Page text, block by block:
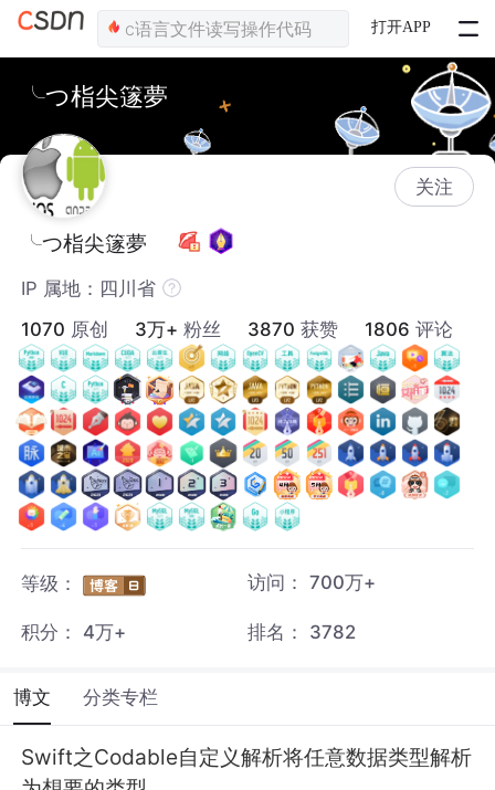
打开APP
╰つ栺尖篴夢ゞ
关注
╰つ栺尖篴夢ゞ
IP 属地：四川省
1070 原创 3万+ 粉丝 3870 获赞 1806 评论
等级： 访问： 700万+
积分： 4万+ 排名： 3782
博文 分类专栏
Swift之Codable自定义解析将任意数据类型解析